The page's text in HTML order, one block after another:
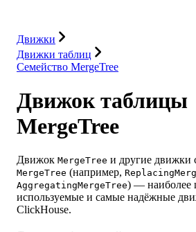
Движки
Движки таблиц
Семейство MergeTree
Движок таблицы
MergeTree
Движок MergeTree и другие движки
MergeTree (например,
AggregatingMergeTree) — наиболее
используемые и самые надёжные
ClickHouse.